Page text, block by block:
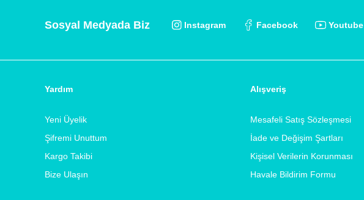
Sosyal Medyada Biz Instagram Facebook Youtube
Yardım
Yeni Üyelik
Şifremi Unuttum
Kargo Takibi
Bize Ulaşın
Alışveriş
Mesafeli Satış Sözleşmesi
İade ve Değişim Şartları
Kişisel Verilerin Korunması
Havale Bildirim Formu